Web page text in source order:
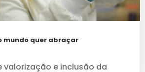
mundo quer abraçar
valorização e inclusão da